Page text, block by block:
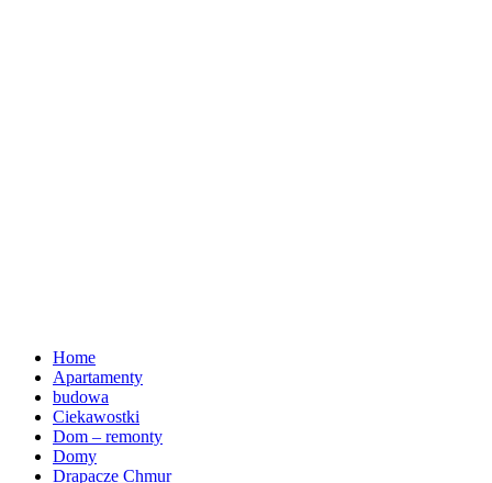
Home
Apartamenty
budowa
Ciekawostki
Dom – remonty
Domy
Drapacze Chmur